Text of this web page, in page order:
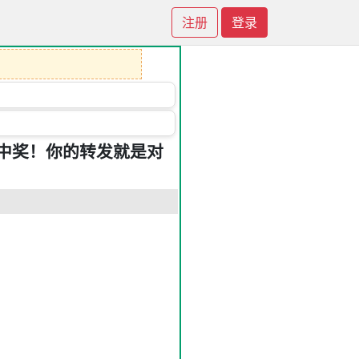
注册 登录
奖！你的转发就是对